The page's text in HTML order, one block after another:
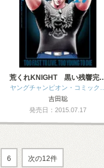
荒くれKNIGHT 黒い残響完
ヤングチャンピオン・コミック…
吉田聡
発売日：2015.07.17
6 次の12件